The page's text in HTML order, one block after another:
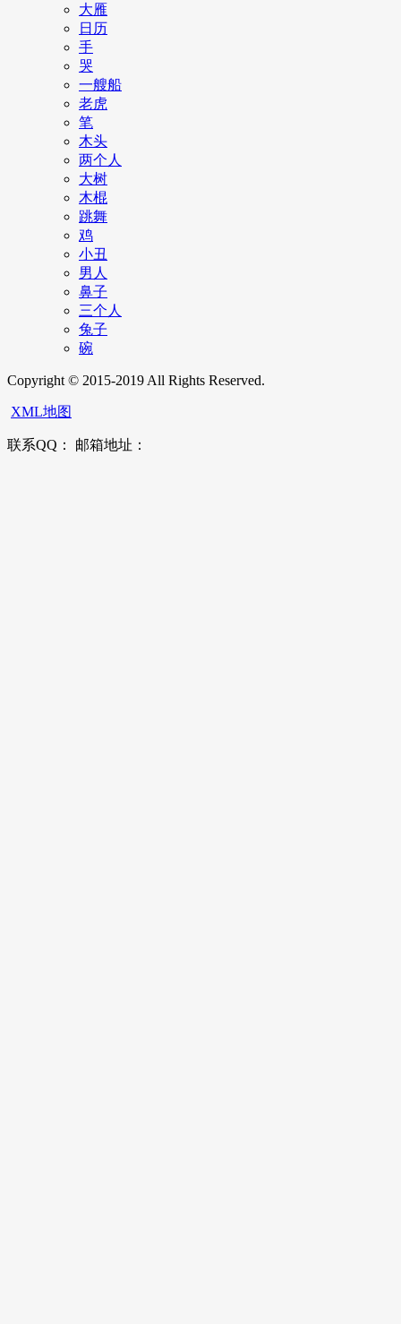
大雁
日历
手
哭
一艘船
老虎
笔
木头
两个人
大树
木棍
跳舞
鸡
小丑
男人
鼻子
三个人
兔子
碗
Copyright © 2015-2019 All Rights Reserved.
XML地图
联系QQ： 邮箱地址：